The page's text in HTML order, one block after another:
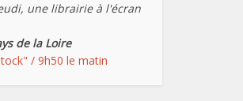
une librairie à l'écran
de la Loire
/ 9h50 le matin